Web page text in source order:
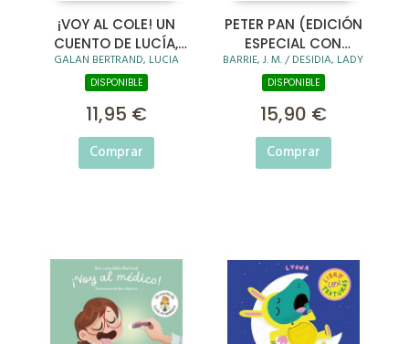
¡VOY AL COLE! UN
CUENTO DE LUCÍA,
MI PEDIATRA
GALAN BERTRAND, LUCIA
DISPONIBLE
11,95 €
Comprar
PETER PAN (EDICIÓN
ESPECIAL CON
CANTOS TINTADOS)
BARRIE, J. M. / DESIDIA, LADY
DISPONIBLE
15,90 €
Comprar